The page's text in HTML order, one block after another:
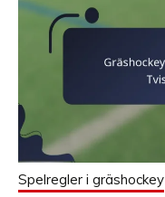
Spelregler i gräshockey